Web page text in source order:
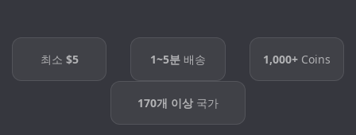
최소 $5 1~5분배송 1,000+Coins
170개 이상 국가